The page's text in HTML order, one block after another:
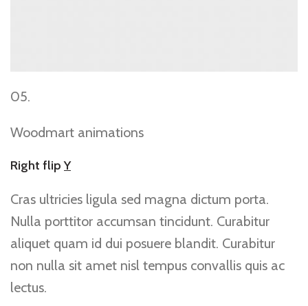
05.
Woodmart animations
Right flipY
Cras ultricies ligula sed magna dictum porta.
Nulla porttitor accumsan tincidunt. Curabitur
aliquet quam id dui posuere blandit. Curabitur
non nulla sit amet nisl tempus convallis quis ac
lectus.